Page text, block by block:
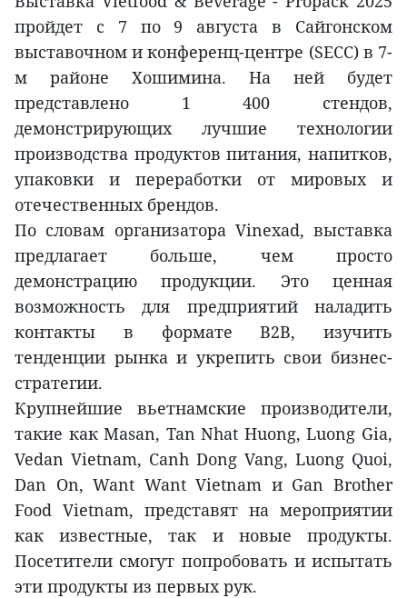
пройдет с 7 по 9 августа в Сайгонском
выставочном и конференц-центре (SECC) в 7-
м районе Хошимина. На ней будет
представлено 1 400 стендов,
демонстрирующих лучшие технологии
производства продуктов питания, напитков,
упаковки и переработки от мировых и
отечественных брендов.
По словам организатора Vinexad, выставка
предлагает больше, чем просто
демонстрацию продукции. Это ценная
возможность для предприятий наладить
контакты в формате B2B, изучить
тенденции рынка и укрепить свои бизнес-
стратегии.
Крупнейшие вьетнамские производители,
такие как Masan, Tan Nhat Huong, Luong Gia,
Vedan Vietnam, Canh Dong Vang, Luong Quoi,
Dan On, Want Want Vietnam и Gan Brother
Food Vietnam, представят на мероприятии
как известные, так и новые продукты.
Посетители смогут попробовать и испытать
эти продукты из первых рук.